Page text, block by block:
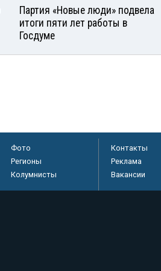
Партия «Новые люди» подвела
итоги пяти лет работы в
Госдуме
Фото
Регионы
Колумнисты
Контакты
Реклама
Вакансии